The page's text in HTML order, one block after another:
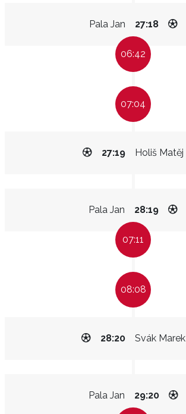
Pala Jan 27:18
06:42
07:04
Holiš Matěj
27:19
Pala Jan 28:19
07:11
08:08
Svák Marek
28:20
Pala Jan 29:20